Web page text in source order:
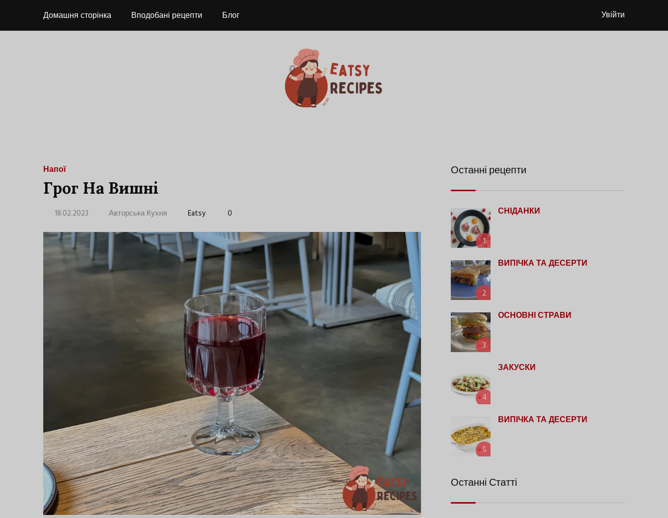
Домашня сторінка Вподобані рецепти Блог Увійти
Напої
Грог На Вишні
18.02.2023 Авторська Кухня Eatsy 0
Останні рецепти
1
СНІДАНКИ
2
ВИПІЧКА ТА ДЕСЕРТИ
3
ОСНОВНІ СТРАВИ
4
ЗАКУСКИ
5
ВИПІЧКА ТА ДЕСЕРТИ
Останні Статті